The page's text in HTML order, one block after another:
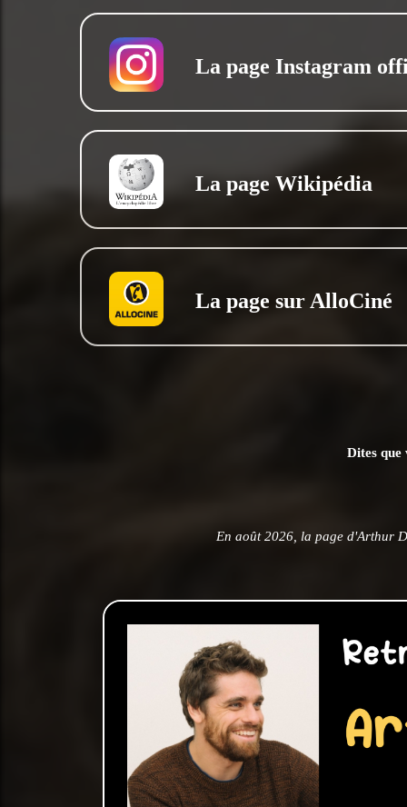
La page Instagram
La page Wikipédia
La page sur AlloCiné
Dites que
En août 2026, la page d'Arthur